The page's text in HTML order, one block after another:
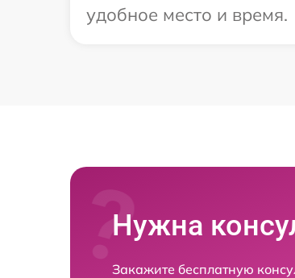
удобное место и время.
Нужна
Закажите бесплатную